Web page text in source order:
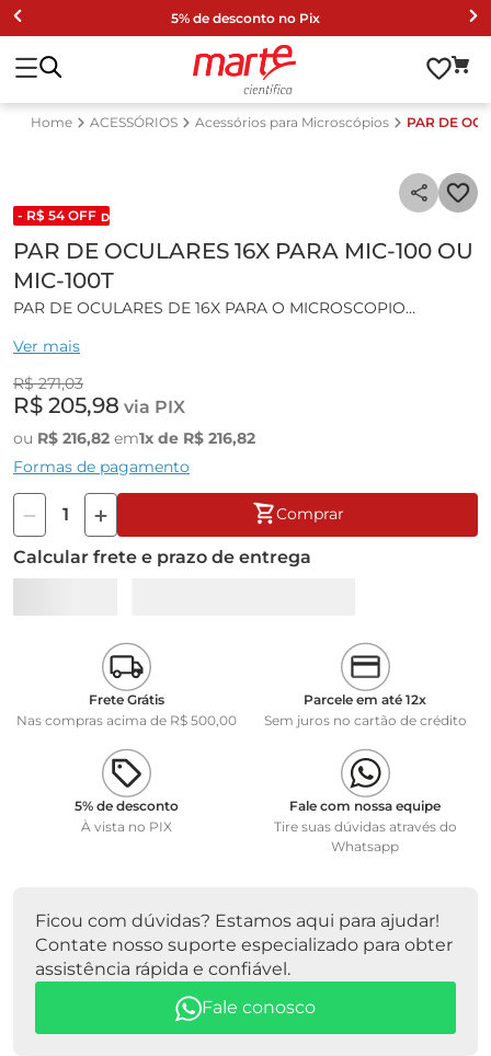
5% de desconto no Pix
ACESSÓRIOS Acessórios para Microscópios PAR DE
- R$ 54 OFF DESCONTO DE LISTA 2024
PAR DE OCULARES 16X PARA MIC-100 OU
MIC-100T
PAR DE OCULARES DE 16X PARA O MICROSCOPIO
Ver mais
R$ 271,03
R$ 205,98 via PIX
ou R$ 216,82 em1x de R$ 216,82
Formas de pagamento
Comprar
Calcular frete e prazo de entrega
Frete Grátis
Nas compras acima de R$ 500,00
Parcele em até 12x
Sem juros no cartão de crédito
5% de desconto
À vista no PIX
Fale com nossa equipe
Tire suas dúvidas através do
Whatsapp
Ficou com dúvidas? Estamos aqui para ajudar!
Contate nosso suporte especializado para obter
assistência rápida e confiável.
Fale conosco